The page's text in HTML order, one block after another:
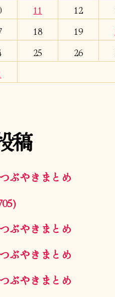
11 12
18 19
25 26
稿
ぶやきまとめ
ぶやきまとめ
ぶやきまとめ
ぶやきまとめ